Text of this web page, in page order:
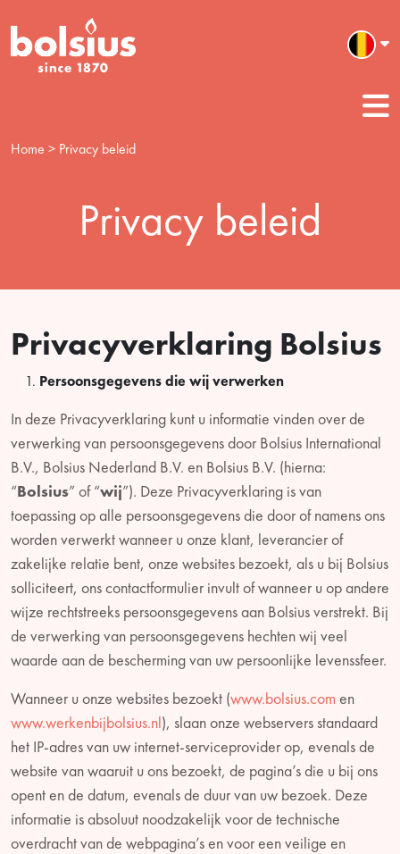
Home > Privacy beleid
Privacy beleid
Privacyverklaring Bolsius
Persoonsgegevens die wij verwerken
In deze Privacyverklaring kunt u informatie vinden over de
verwerking van persoonsgegevens door Bolsius International
B.V., Bolsius Nederland B.V. en Bolsius B.V. (hierna:
“Bolsius” of “wij”). Deze Privacyverklaring is van
toepassing op alle persoonsgegevens die door of namens ons
worden verwerkt wanneer u onze klant, leverancier of
zakelijke relatie bent, onze websites bezoekt, als u bij Bolsius
solliciteert, ons contactformulier invult of wanneer u op andere
wijze rechtstreeks persoonsgegevens aan Bolsius verstrekt. Bij
de verwerking van persoonsgegevens hechten wij veel
waarde aan de bescherming van uw persoonlijke levenssfeer.
Wanneer u onze websites bezoekt (www.bolsius.com en
www.werkenbijbolsius.nl), slaan onze webservers standaard
het IP-adres van uw internet-serviceprovider op, evenals de
website van waaruit u ons bezoekt, de pagina’s die u bij ons
opent en de datum, evenals de duur van uw bezoek. Deze
informatie is absoluut noodzakelijk voor de technische
overdracht van de webpagina’s en voor een veilige en